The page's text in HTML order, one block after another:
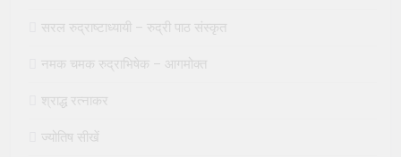
सरल रुद्राष्टाध्यायी – रुद्री पाठ संस्कृत
नमक चमक रुद्राभिषेक – आगमोक्त
श्राद्ध रत्नाकर
ज्योतिष सीखें